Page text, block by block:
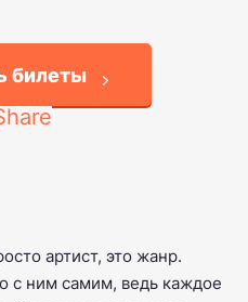
билеты
артист, это жанр.
с ним самим, ведь каждое